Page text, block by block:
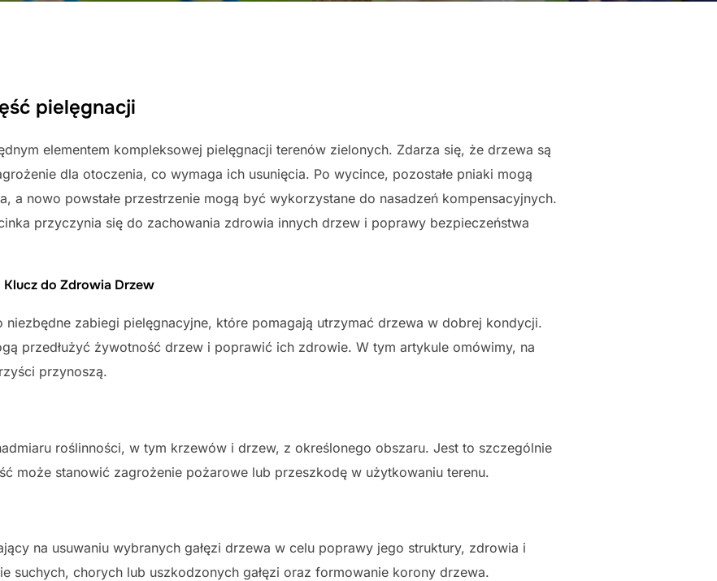
pielęgnacji
elementem kompleksowej pielęgnacji terenów zielonych. Zdarza się, że drzewa są
dla otoczenia, co wymaga ich usunięcia. Po wycince, pozostałe pniaki mogą
a nowo powstałe przestrzenie mogą być wykorzystane do nasadzeń kompensacyjnych.
przyczynia się do zachowania zdrowia innych drzew i poprawy bezpieczeństwa
Klucz do Zdrowia Drzew
niezbędne zabiegi pielęgnacyjne, które pomagają utrzymać drzewa w dobrej kondycji.
przedłużyć żywotność drzew i poprawić ich zdrowie. W tym artykule omówimy, na
przynoszą.
roślinności, w tym krzewów i drzew, z określonego obszaru. Jest to szczególnie
może stanowić zagrożenie pożarowe lub przeszkodę w użytkowaniu terenu.
na usuwaniu wybranych gałęzi drzewa w celu poprawy jego struktury, zdrowia i
suchych, chorych lub uszkodzonych gałęzi oraz formowanie korony drzewa.